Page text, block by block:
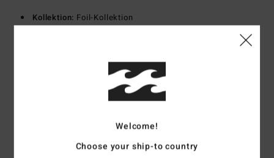
Kollektion: Foil-Kollektion
Haltbarer Superflex-Jersey aus Neopren und
Jersey mit Silicone Stretch innen
Neopren-Schaum: Superlight Foam aus upgecycelten
Autoreifen und Neoprenresten, verbindet großartiges
Außennaht: GBS-Nähte (geklebt und mit Blindstich
vernäht) für maximale Flexibilität und minimalen
Welcome!
Choose your ship-to country